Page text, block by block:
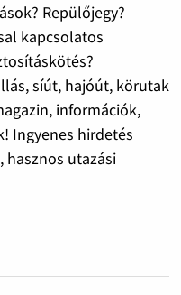
Repülőjegy?
kapcsolatos
síút, hajóút, körutak
információk,
Ingyenes hirdetés
hasznos utazási